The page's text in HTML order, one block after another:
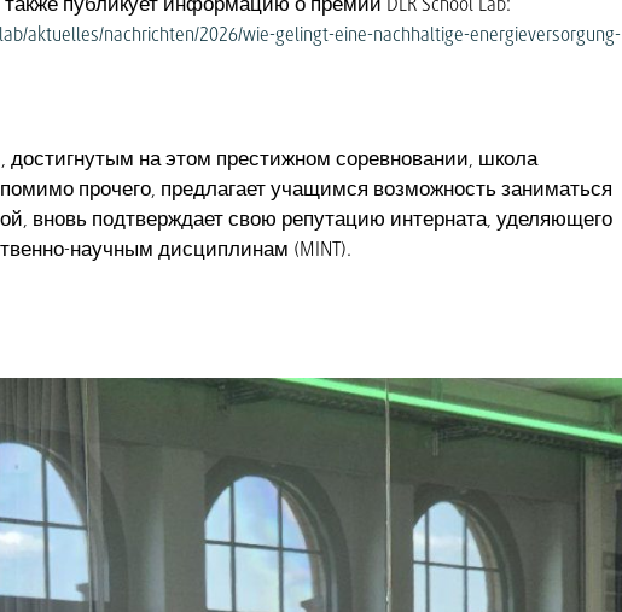
aktuelles/nachrichten/2026/wie-gelingt-eine-nachhaltige-energieversorgung-
достигнутым на этом престижном соревновании, школа
прочего, предлагает учащимся возможность заниматься
вновь подтверждает свою репутацию интерната, уделяющего
научным дисциплинам (MINT).